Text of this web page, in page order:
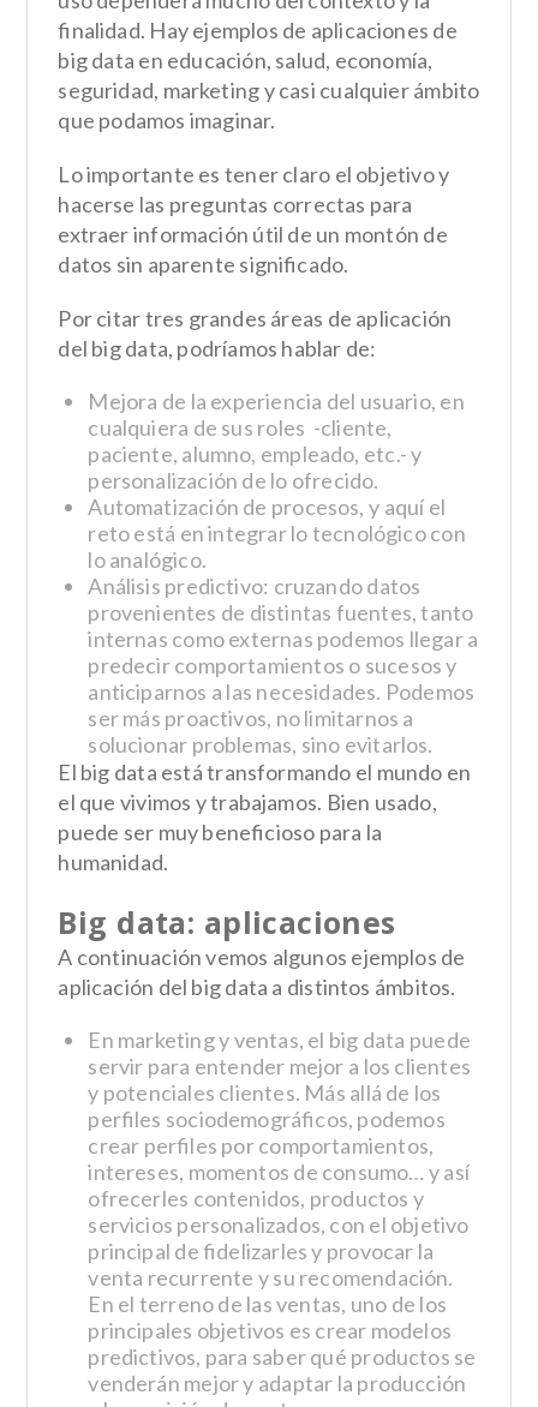
finalidad. Hay ejemplos de aplicaciones de
big data en educación, salud, economía,
seguridad, marketing y casi cualquier ámbito
que podamos imaginar.
Lo importante es tener claro el objetivo y
hacerse las preguntas correctas para
extraer información útil de un montón de
datos sin aparente significado.
Por citar tres grandes áreas de aplicación
del big data, podríamos hablar de:
Mejora de la experiencia del usuario, en
cualquiera de sus roles -cliente,
paciente, alumno, empleado, etc.- y
personalización de lo ofrecido.
Automatización de procesos, y aquí el
reto está en integrar lo tecnológico con
lo analógico.
Análisis predictivo: cruzando datos
provenientes de distintas fuentes, tanto
internas como externas podemos llegar a
predecir comportamientos o sucesos y
anticiparnos a las necesidades. Podemos
ser más proactivos, no limitarnos a
solucionar problemas, sino evitarlos.
El big data está transformando el mundo en
el que vivimos y trabajamos. Bien usado,
puede ser muy beneficioso para la
humanidad.
Big data: aplicaciones
A continuación vemos algunos ejemplos de
aplicación del big data a distintos ámbitos.
En marketing y ventas, el big data puede
servir para entender mejor a los clientes
y potenciales clientes. Más allá de los
perfiles sociodemográficos, podemos
crear perfiles por comportamientos,
intereses, momentos de consumo… y así
ofrecerles contenidos, productos y
servicios personalizados, con el objetivo
principal de fidelizarles y provocar la
venta recurrente y su recomendación.
En el terreno de las ventas, uno de los
principales objetivos es crear modelos
predictivos, para saber qué productos se
venderán mejor y adaptar la producción